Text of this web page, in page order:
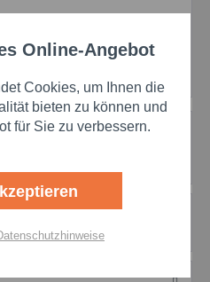
und diskutieren...
Aktiv
Aktiv
Aktiv
Online-Angebot
Cookies, um Ihnen die
bieten zu können und
für Sie zu verbessern.